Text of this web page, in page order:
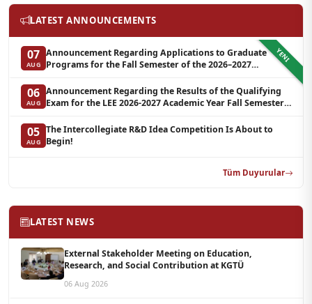
LATEST ANNOUNCEMENTS
YENI
07
AUG
Announcement Regarding Applications to Graduate
Programs for the Fall Semester of the 2026–2027
06
AUG
Announcement Regarding the Results of the Qualifying
Exam for the LEE 2026-2027 Academic Year Fall Semester
05
AUG
The Intercollegiate R&D Idea Competition Is About to
Begin!
Tüm Duyurular
LATEST NEWS
External Stakeholder Meeting on Education,
Research, and Social Contribution at KGTÜ
06 Aug 2026